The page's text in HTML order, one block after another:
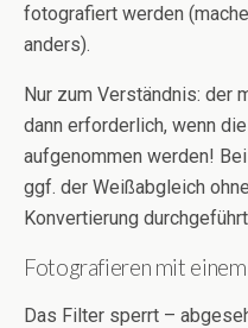
fotografiert werden
anders).
Nur zum Verständnis: der
dann erforderlich, wenn
aufgenommen werden!
ggf. der Weißabgleich
Konvertierung
Fotografieren mit
Das Filter sperrt –